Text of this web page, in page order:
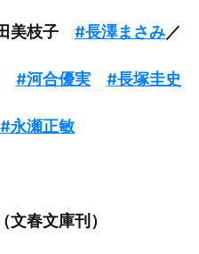
美枝子 #長澤まさみ／
#河合優実 #長塚圭史
#永瀬正敏
春文庫刊）